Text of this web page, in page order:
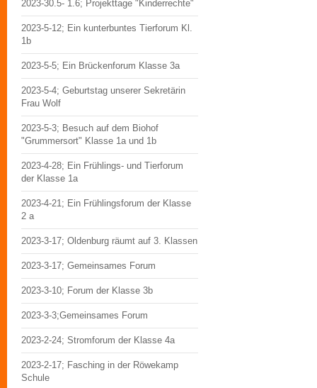
2023-30.5- 1.6; Projekttage "Kinderrechte"
2023-5-12; Ein kunterbuntes Tierforum Kl.
1b
2023-5-5; Ein Brückenforum Klasse 3a
2023-5-4; Geburtstag unserer Sekretärin
Frau Wolf
2023-5-3; Besuch auf dem Biohof
"Grummersort" Klasse 1a und 1b
2023-4-28; Ein Frühlings- und Tierforum
der Klasse 1a
2023-4-21; Ein Frühlingsforum der Klasse
2 a
2023-3-17; Oldenburg räumt auf 3. Klassen
2023-3-17; Gemeinsames Forum
2023-3-10; Forum der Klasse 3b
2023-3-3;Gemeinsames Forum
2023-2-24; Stromforum der Klasse 4a
2023-2-17; Fasching in der Röwekamp
Schule